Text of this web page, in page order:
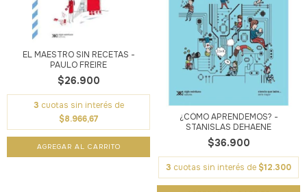
EL MAESTRO SIN RECETAS -
PAULO FREIRE
$26.900
3 cuotas sin interés de
$8.966,67
¿CÓMO APRENDEMOS? -
STANISLAS DEHAENE
$36.900
3 cuotas sin interés de $12.300